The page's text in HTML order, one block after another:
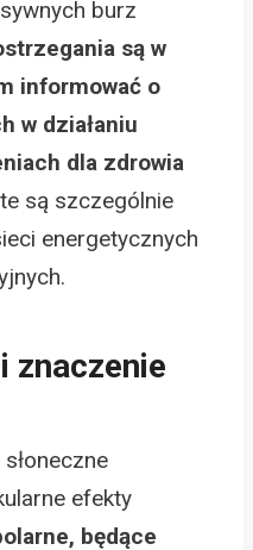
burz
są w
informować o
w działaniu
dla zdrowia
są szczególnie
energetycznych
znaczenie
efekty
będące